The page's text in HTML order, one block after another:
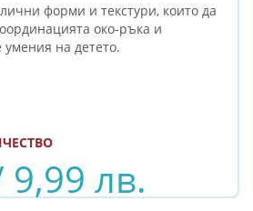
форми и текстури, които да
око-ръка и
умения на детето.
лв.